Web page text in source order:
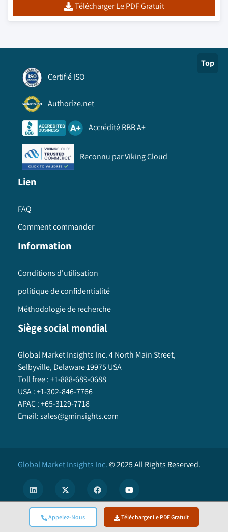
Appelez-Nous Télécharger Le PDF Gratuit
Télécharger Le PDF Gratuit
Top
Certifié ISO
Authorize.net
Accrédité BBB A+
Reconnu par Viking Cloud
Lien
FAQ
Comment commander
Information
Conditions d'utilisation
politique de confidentialité
Méthodologie de recherche
Siège social mondial
Global Market Insights Inc. 4 North Main Street,
Selbyville, Delaware 19975 USA
Toll free :+1-888-689-0688
USA :+1-302-846-7766
APAC :+65-3129-7718
Email:sales@gminsights.com
Global Market Insights Inc.©2025All Rights Reserved.
We use cookies to enhance user experience. (